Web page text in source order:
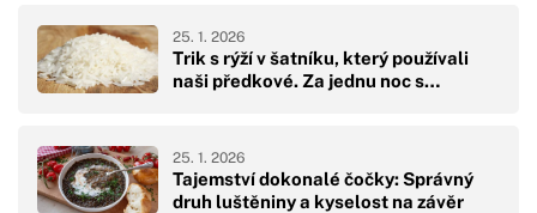
Trik s rýží v šatníku, který používali
naši předkové. Za jednu noc s…
25. 1. 2026
Tajemství dokonalé čočky: Správný
druh luštěniny a kyselost na závěr
25. 1. 2026